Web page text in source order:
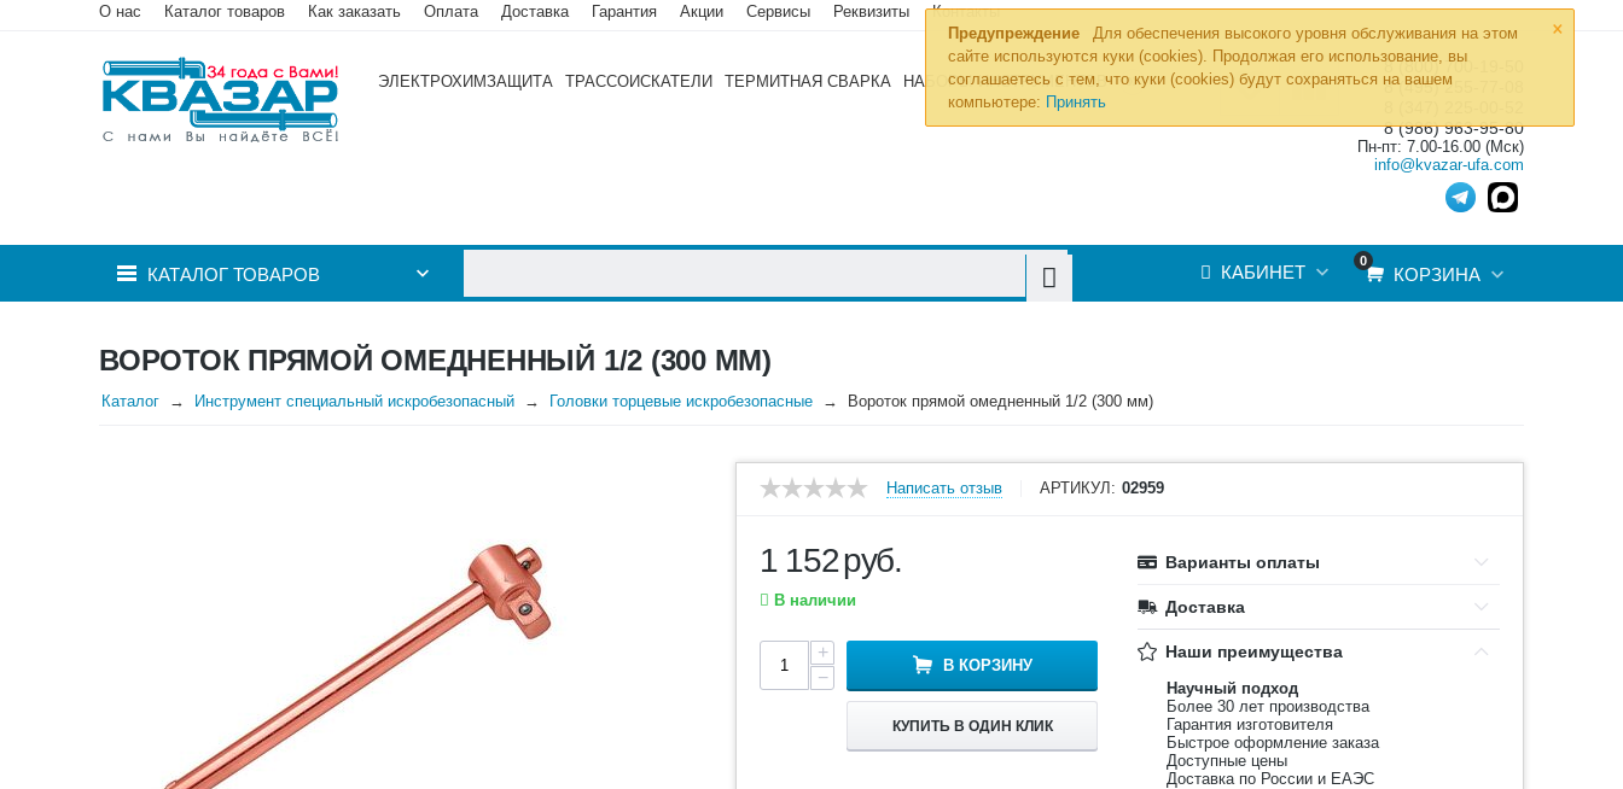
×
Предупреждение
Для обеспечения высокого уровня обслуживания на этом
сайте используются куки (cookies). Продолжая его использование, вы
соглашаетесь с тем, что куки (cookies) будут сохраняться на вашем
компьютере: Принять
О нас Каталог товаров Как заказать Оплата Доставка Гарантия Акции Сервисы Реквизиты Контакты
ЭЛЕКТРОХИМЗАЩИТА ТРАССОИСКАТЕЛИ ТЕРМИТНАЯ СВАРКА НАБОРЫ ИНСТРУМЕНТОВ »
8 (800) 700-19-50
8 (495) 255-77-08
8 (986) 963-95-80
Пн-пт: 7.00-16.00 (Мск)
info@kvazar-ufa.com
КАТАЛОГ ТОВАРОВ
0
КОРЗИНА
КАБИНЕТ
ВОРОТОК ПРЯМОЙ ОМЕДНЕННЫЙ 1/2 (300 ММ)
Каталог Инструмент специальный искробезопасный Головки торцевые искробезопасные Вороток прямой омедненный 1/2 (300 мм)
Написать отзыв АРТИКУЛ: 02959
1 152руб.
В наличии
+
−
В КОРЗИНУ
КУПИТЬ В ОДИН КЛИК
Варианты оплаты
Доставка
Наши преимущества
Научный подход
Более 30 лет производства
Гарантия изготовителя
Быстрое оформление заказа
Доступные цены
Доставка по России и ЕАЭС